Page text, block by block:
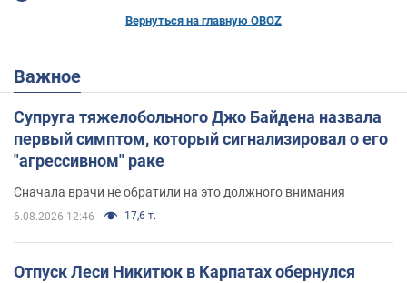
Вернуться на главную OBOZ
Важное
Супруга тяжелобольного Джо Байдена назвала
первый симптом, который сигнализировал о его
"агрессивном" раке
Сначала врачи не обратили на это должного внимания
6.08.2026 12:46 17,6 т.
Отпуск Леси Никитюк в Карпатах обернулся